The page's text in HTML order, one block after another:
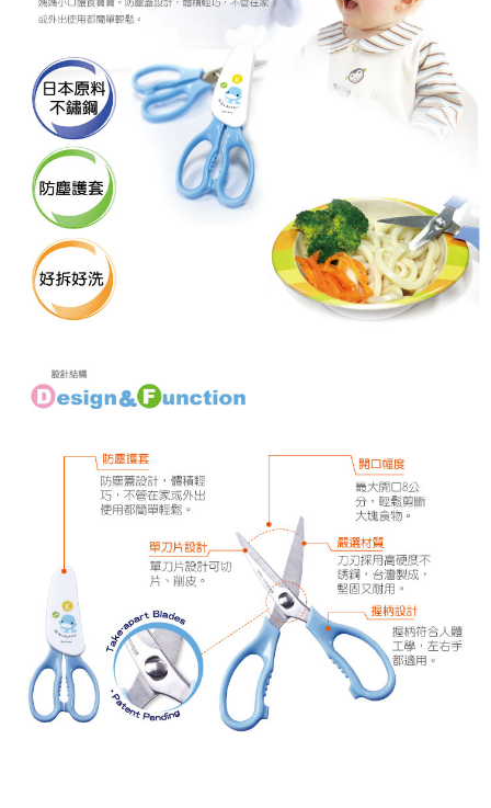
１．透過由恩沛科技股份有限公司提供之「AFTEE先享後付」服務完成之交
易，需依本服務之必要範圍內提供個人資料，並將交易相關給付款項請求債
２．關於個人資料處理事宜，請瀏覽以下網址：
https://aftee.tw/terms/#terms3
３．未成年的使用者請事先徵得法定代理人或監護人之同意方可使用
「AFTEE先享後付」，若未經同意申辦者引起之損失，本公司不負相關責
４．使用「AFTEE先享後付」時，將依據個別帳號之用戶狀況，依本公司即
時審查核予不同之上限額度；若仍有額度不足之情形，本公司將視審查結果
請求用戶進行身份認證。
５．嚴禁一人註冊多個帳號或使用他人資訊註冊。若發現惡意使用之情形，
恩沛科技股份有限公司將有權停止該用戶之使用額度並採取法律行動。